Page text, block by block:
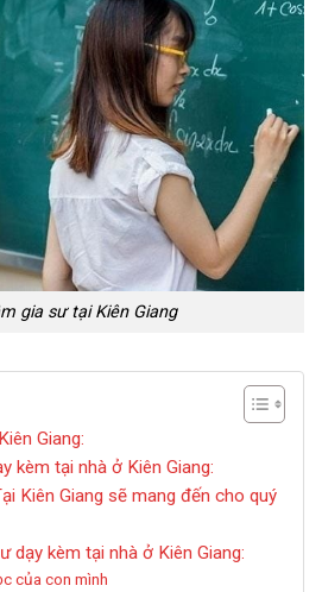
gia sư tại Kiên Giang
Giang:
kèm tại nhà ở Kiên Giang:
Kiên Giang sẽ mang đến cho quý
dạy kèm tại nhà ở Kiên Giang:
của con mình